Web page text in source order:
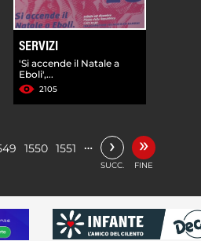
SERVIZI
'Si accende il Natale a
Eboli',...
2105
1550 1551 … ›
SUCC.
»
FINE